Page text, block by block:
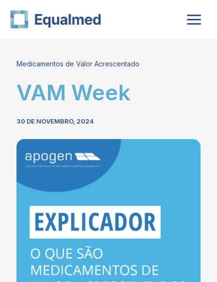
content
Medicamentos de Valor Acrescentado
VAM Week
30 DE NOVEMBRO, 2024